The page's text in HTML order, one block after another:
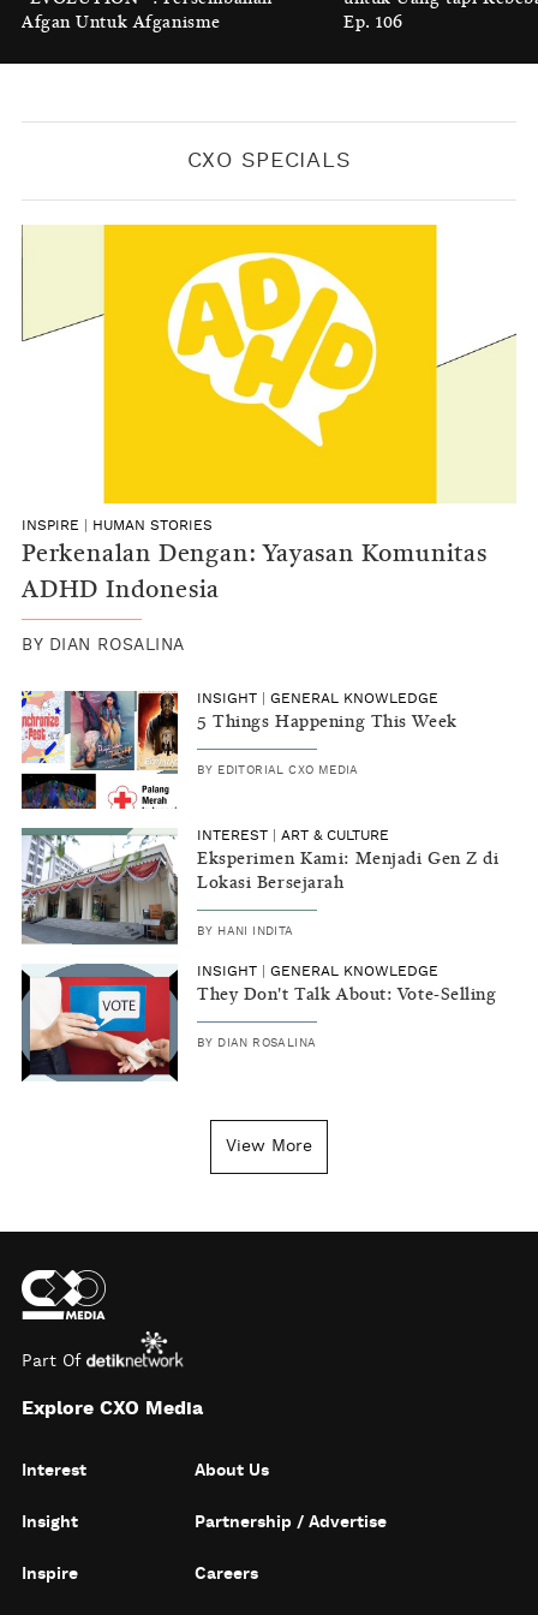
Melindungi
BYKONTRIBUTOR CXO MEDIA
Afgan Untuk Afganisme
Ep. 106
CXO SPECIALS
INSPIRE HUMAN STORIES
Perkenalan Dengan: Yayasan Komunitas
ADHD Indonesia
BY DIAN ROSALINA
INSIGHT GENERAL KNOWLEDGE
5 Things Happening This Week
BY EDITORIAL CXO MEDIA
INTEREST ART & CULTURE
Eksperimen Kami: Menjadi Gen Z di
Lokasi Bersejarah
BY HANI INDITA
INSIGHT GENERAL KNOWLEDGE
They Don't Talk About: Vote-Selling
BY DIAN ROSALINA
View More
Part Of
Explore CXO Media
Interest
Insight
Inspire
About Us
Partnership / Advertise
Careers